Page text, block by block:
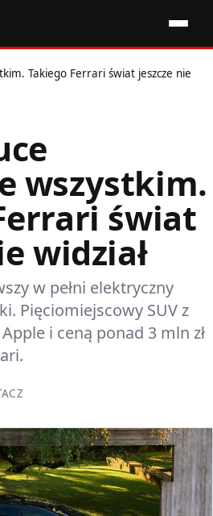
Takiego Ferrari świat jeszcze nie
wszystkim.
świat
widział
w pełni elektryczny
Pięciomiejscowy SUV z
i ceną ponad 3 mln zł